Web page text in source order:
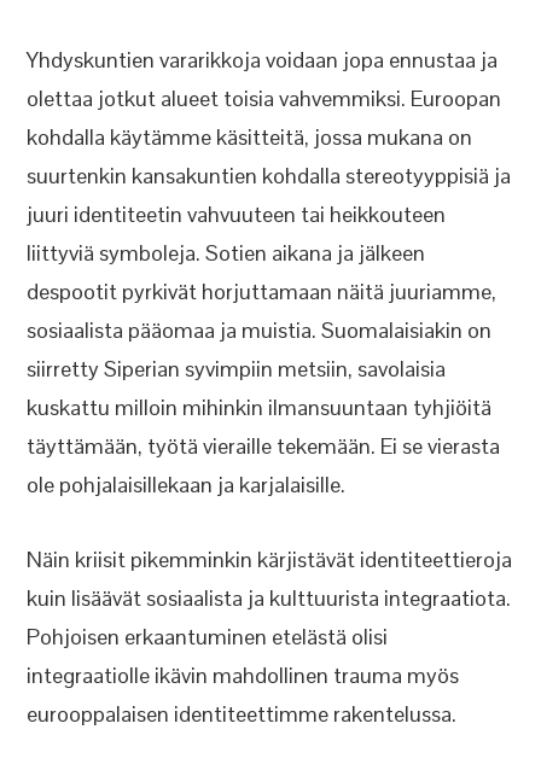
Yhdyskuntien vararikkoja voidaan jopa ennustaa ja
olettaa jotkut alueet toisia vahvemmiksi. Euroopan
kohdalla käytämme käsitteitä, jossa mukana on
suurtenkin kansakuntien kohdalla stereotyyppisiä ja
juuri identiteetin vahvuuteen tai heikkouteen
liittyviä symboleja. Sotien aikana ja jälkeen
despootit pyrkivät horjuttamaan näitä juuriamme,
sosiaalista pääomaa ja muistia. Suomalaisiakin on
siirretty Siperian syvimpiin metsiin, savolaisia
kuskattu milloin mihinkin ilmansuuntaan tyhjiöitä
täyttämään, työtä vieraille tekemään. Ei se vierasta
ole pohjalaisillekaan ja karjalaisille.
Näin kriisit pikemminkin kärjistävät identiteettieroja
kuin lisäävät sosiaalista ja kulttuurista integraatiota.
Pohjoisen erkaantuminen etelästä olisi
integraatiolle ikävin mahdollinen trauma myös
eurooppalaisen identiteettimme rakentelussa.